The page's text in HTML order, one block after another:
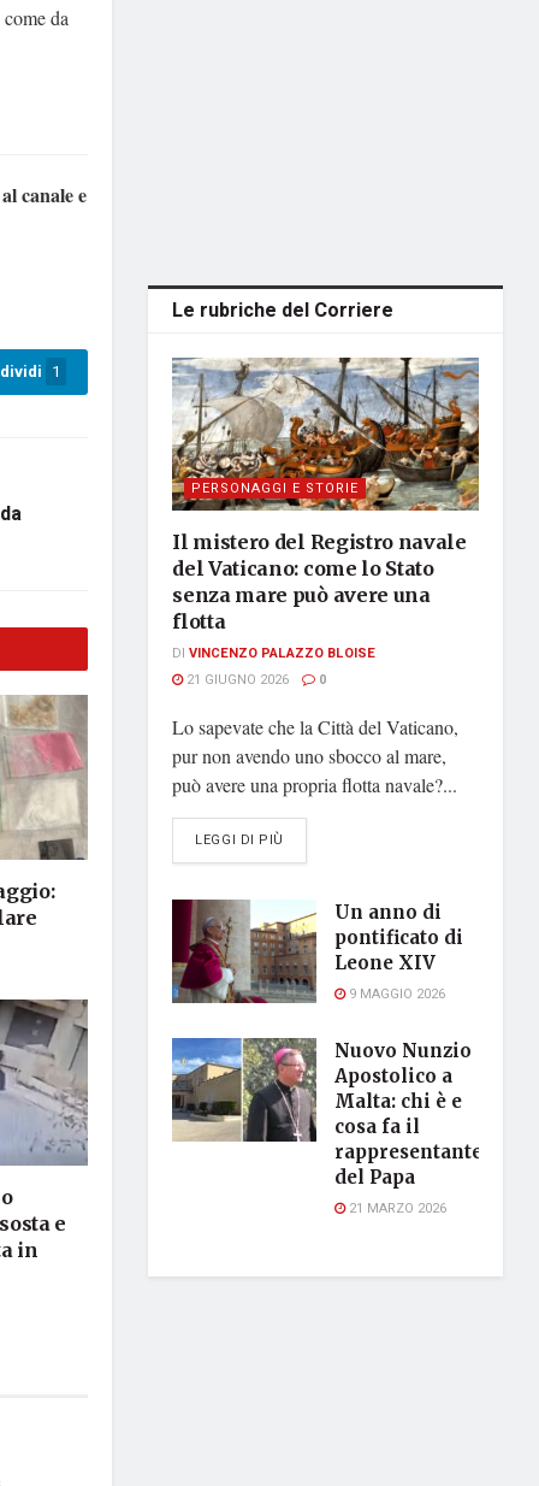
da
canale e
1
e
in
Le rubriche del Corriere
PERSONAGGI E STORIE
Il mistero del Registro navale
del Vaticano: come lo Stato
senza mare può avere una
flotta
DI VINCENZO PALAZZO BLOISE
21 GIUGNO 2026
0
Lo sapevate che la Città del Vaticano,
pur non avendo uno sbocco al mare,
può avere una propria flotta navale?...
LEGGI DI PIÙ
Un anno di
pontificato di
Leone XIV
9 MAGGIO 2026
Nuovo Nunzio
Apostolico a
Malta: chi è e
cosa fa il
rappresentante
del Papa
21 MARZO 2026